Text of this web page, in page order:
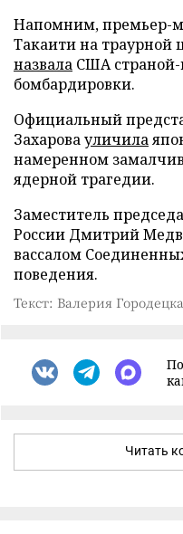
Напомним, премьер-
Такаити на траурной
назвала США
бомбардировки.
Официальный
Захаровауличила
намеренном
ядерной трагедии.
Заместитель
России Дмитрий
вассалом
поведения.
Текст: Валерия
Читать